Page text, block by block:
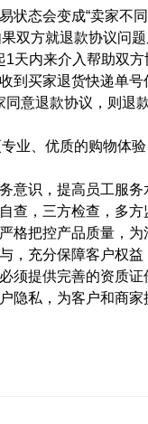
状态会变成“卖家不
双方就退款协议问
天内来介入帮助双方
到买家退货快递单
意退款协议，则退款
业、优质的购物体
意识，提高员工服务
查，三方检查，多方
格把控产品质量，为
，充分保障客户权益
须提供完善的资质
隐私，为客户和商家